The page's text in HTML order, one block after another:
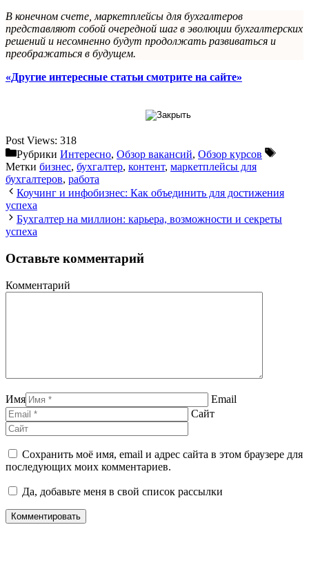
В конечном счете, маркетплейсы для бухгалтеров
представляют собой очередной шаг в эволюции бухгалтерских
решений и несомненно будут продолжать развиваться и
преображаться в будущем.
«Другие интересные статьи смотрите на сайте»
Post Views: 318
Рубрики Интересно, Обзор вакансий, Обзор курсов
Метки бизнес, бухгалтер, контент, маркетплейсы для
бухгалтеров, работа
Коучинг и инфобизнес: Как объединить для достижения
успеха
Бухгалтер на миллион: карьера, возможности и секреты
успеха
Оставьте комментарий
Комментарий
Имя
Email
Сайт
Сохранить моё имя, email и адрес сайта в этом браузере для
последующих моих комментариев.
Да, добавьте меня в свой список рассылки